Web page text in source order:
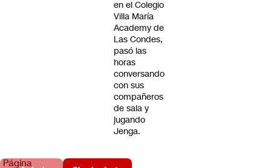
en el Colegio
Villa María
Academy de
Las Condes,
pasó las
horas
conversando
con sus
compañeros
de sala y
jugando
Jenga.
Página